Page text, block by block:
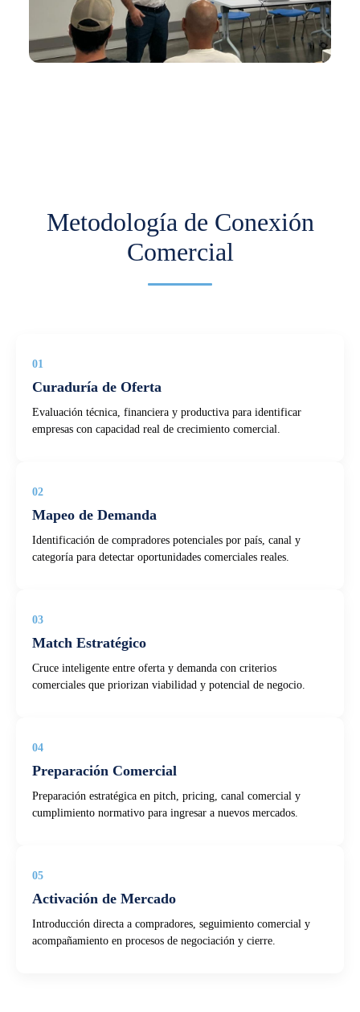
Metodología de Conexión
Comercial
01
Curaduría de Oferta
Evaluación técnica, financiera y productiva para identificar
empresas con capacidad real de crecimiento comercial.
02
Mapeo de Demanda
Identificación de compradores potenciales por país, canal y
categoría para detectar oportunidades comerciales reales.
03
Match Estratégico
Cruce inteligente entre oferta y demanda con criterios
comerciales que priorizan viabilidad y potencial de negocio.
04
Preparación Comercial
Preparación estratégica en pitch, pricing, canal comercial y
cumplimiento normativo para ingresar a nuevos mercados.
05
Activación de Mercado
Introducción directa a compradores, seguimiento comercial y
acompañamiento en procesos de negociación y cierre.